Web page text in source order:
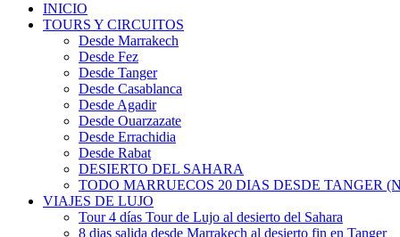
INICIO
TOURS Y CIRCUITOS
Desde Marrakech
Desde Fez
Desde Tanger
Desde Casablanca
Desde Agadir
Desde Ouarzazate
Desde Errachidia
Desde Rabat
DESIERTO DEL SAHARA
TODO MARRUECOS 20 DIAS DESDE TANGER
VIAJES DE LUJO
Tour 4 días Tour de Lujo al desierto del Sahara
8 dias salida desde Marrakech al desierto fin en Tanger